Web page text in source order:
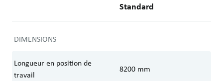
Standard
DIMENSIONS
Longueur en position de
travail
8200 mm